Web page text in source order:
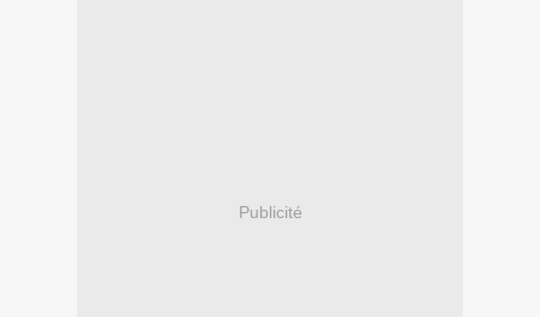
Publicité